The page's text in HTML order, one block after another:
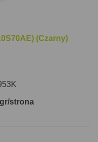
(Czarny)
strona